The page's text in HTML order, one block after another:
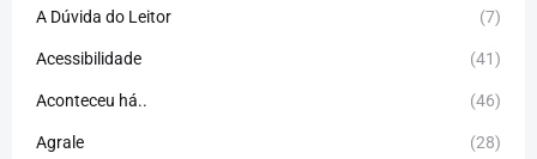
A Dúvida do Leitor (7)
Acessibilidade (41)
Aconteceu há.. (46)
Agrale (28)